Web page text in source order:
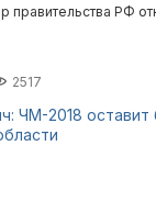
РФ
2517
ЧМ-2018